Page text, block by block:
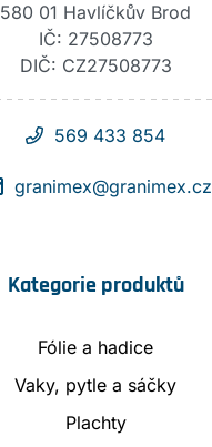
580 01 Havlíčkův Brod
IČ: 27508773
DIČ: CZ27508773
569 433 854
granimex@granimex.cz
Kategorie produktů
Fólie a hadice
Vaky, pytle a sáčky
Plachty